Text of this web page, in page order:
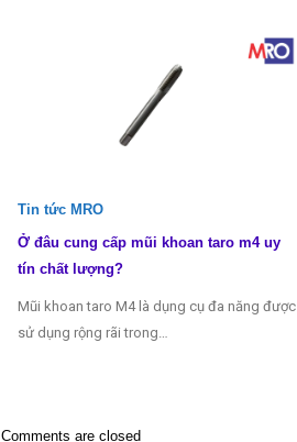
Tin tức MRO
Ở đâu cung cấp mũi khoan taro m4 uy
tín chất lượng?
Mũi khoan taro M4 là dụng cụ đa năng được
sử dụng rộng rãi trong…
Comments are closed